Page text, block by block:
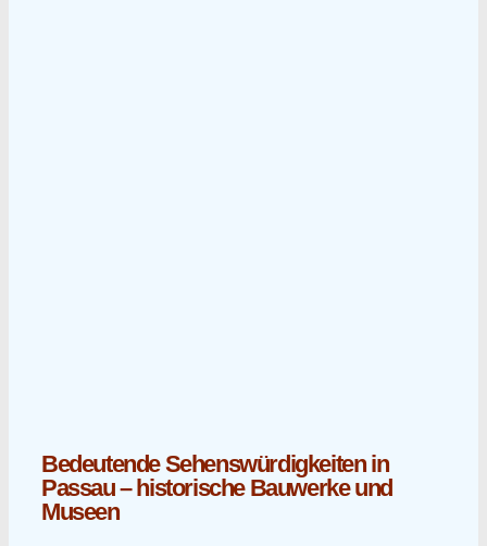
Bedeutende Sehenswürdigkeiten in
Passau – historische Bauwerke und
Museen